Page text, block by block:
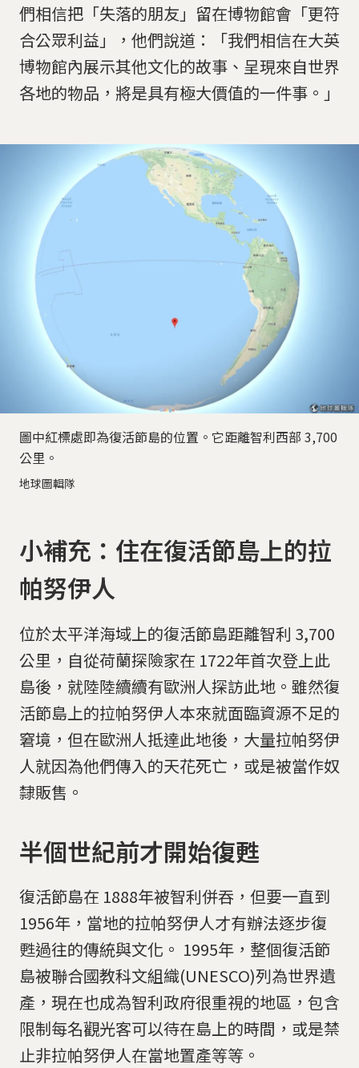
們相信把「失落的朋友」留在博物館會「更符
合公眾利益」，他們說道：「我們相信在大英
博物館內展示其他文化的故事、呈現來自世界
各地的物品，將是具有極大價值的一件事。」
圖中紅標處即為復活節島的位置。它距離智利西部 3,700
公里。
地球圖輯隊
小補充：住在復活節島上的拉
帕努伊人
位於太平洋海域上的復活節島距離智利 3,700
公里，自從荷蘭探險家在 1722年首次登上此
島後，就陸陸續續有歐洲人探訪此地。雖然復
活節島上的拉帕努伊人本來就面臨資源不足的
窘境，但在歐洲人抵達此地後，大量拉帕努伊
人就因為他們傳入的天花死亡，或是被當作奴
隸販售。
半個世紀前才開始復甦
復活節島在 1888年被智利併吞，但要一直到
1956年，當地的拉帕努伊人才有辦法逐步復
甦過往的傳統與文化。 1995年，整個復活節
島被聯合國教科文組織(UNESCO)列為世界遺
產，現在也成為智利政府很重視的地區，包含
限制每名觀光客可以待在島上的時間，或是禁
止非拉帕努伊人在當地置產等等。